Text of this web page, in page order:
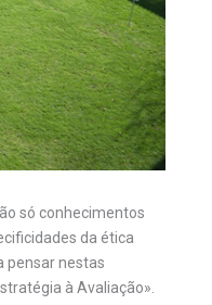
só conhecimentos
da ética
pensar nestas
à Avaliação».